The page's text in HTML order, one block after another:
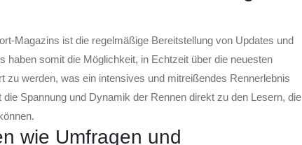
Magazins ist die regelmäßige Bereitstellung von Updates und
haben somit die Möglichkeit, in Echtzeit über die neuesten
zu werden, was ein intensives und mitreißendes Rennerlebnis
Spannung und Dynamik der Rennen direkt zu den Lesern, die
wie Umfragen und